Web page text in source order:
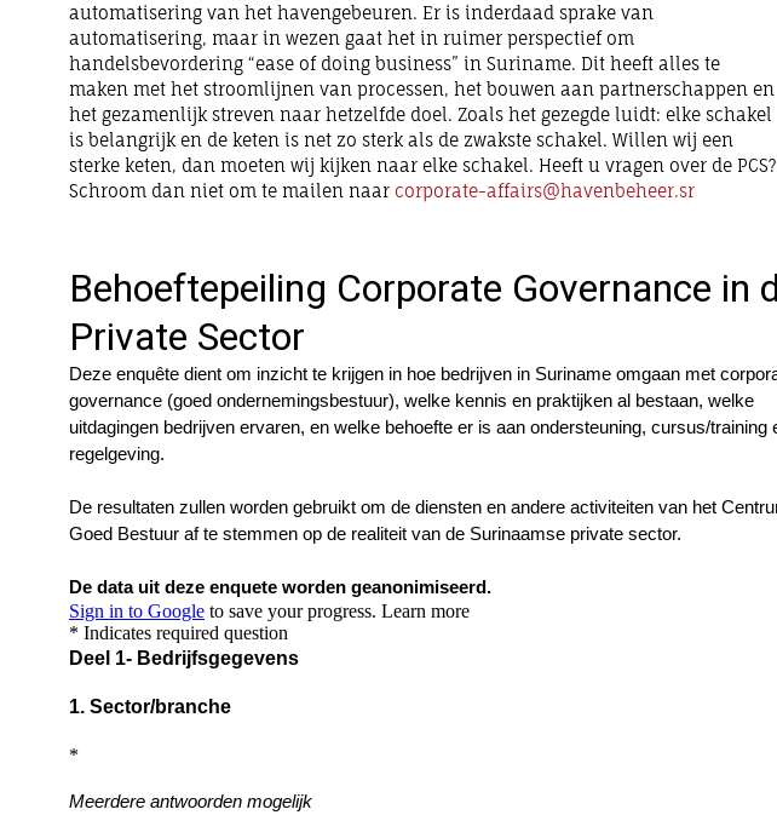
automatisering van het havengebeuren. Er is inderdaad sprake van
automatisering, maar in wezen gaat het in ruimer perspectief om
handelsbevordering “ease of doing business” in Suriname. Dit heeft alles te
maken met het stroomlijnen van processen, het bouwen aan partnerschappen en
het gezamenlijk streven naar hetzelfde doel. Zoals het gezegde luidt: elke schakel
is belangrijk en de keten is net zo sterk als de zwakste schakel. Willen wij een
sterke keten, dan moeten wij kijken naar elke schakel. Heeft u vragen over de PCS?
Schroom dan niet om te mailen naar corporate-affairs@havenbeheer.sr